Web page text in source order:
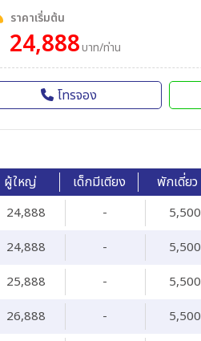
ราคาเริ่มต้น
24,888บาท/ท่าน
โทรจอง
ผู้ใหญ่ เด็กมีเตียง พักเดี่ยว
24,888 - 5,500
24,888 - 5,500
25,888 - 5,500
26,888 - 5,500